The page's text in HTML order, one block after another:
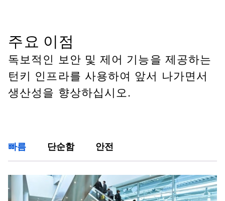
주요 이점
독보적인 보안 및 제어 기능을 제공하는
턴키 인프라를 사용하여 앞서 나가면서
생산성을 향상하십시오.
빠름 단순함 안전